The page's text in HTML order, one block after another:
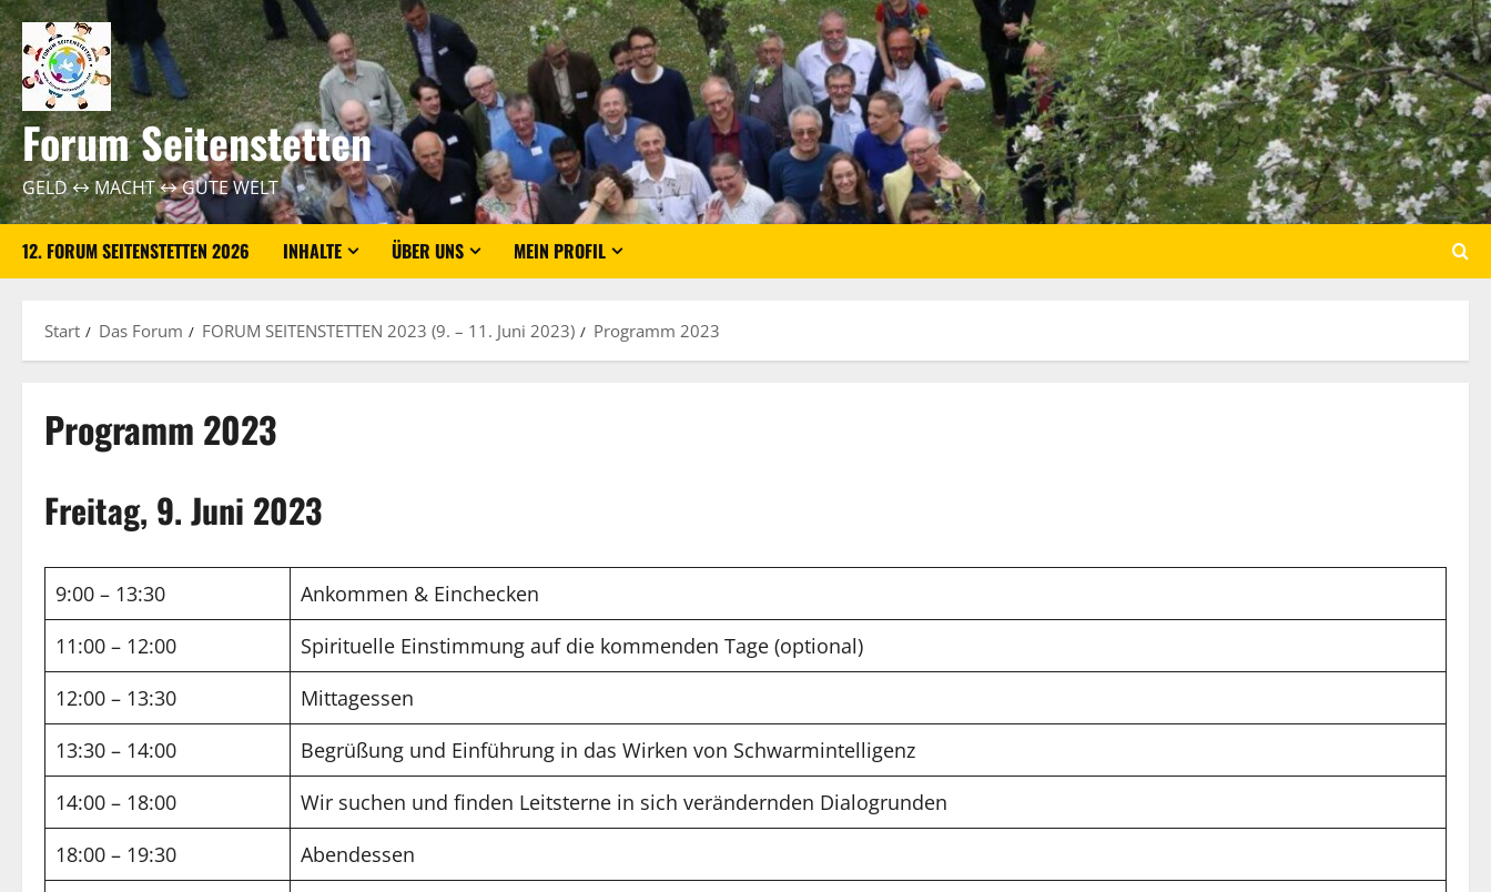
Zum
Inhalt
springen
Forum Seitenstetten
GELD ↔ MACHT ↔ GUTE WELT
12. FORUM SEITENSTETTEN 2026 INHALTE ÜBER UNS MEIN PROFIL
Start Das Forum FORUM SEITENSTETTEN 2023 (9. – 11. Juni 2023) Programm 2023
Programm 2023
Freitag, 9. Juni 2023
9:00 – 13:30
Ankommen & Einchecken
11:00 – 12:00
Spirituelle Einstimmung auf die kommenden Tage (optional)
12:00 – 13:30
Mittagessen
13:30 – 14:00
Begrüßung und Einführung in das Wirken von Schwarmintelligenz
14:00 – 18:00
Wir suchen und finden Leitsterne in sich verändernden Dialogrunden
18:00 – 19:30
Abendessen